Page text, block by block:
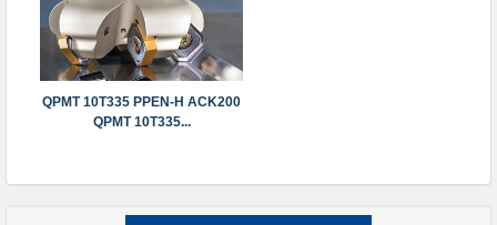
QPMT 10T335 PPEN-H ACK200
QPMT 10T335...